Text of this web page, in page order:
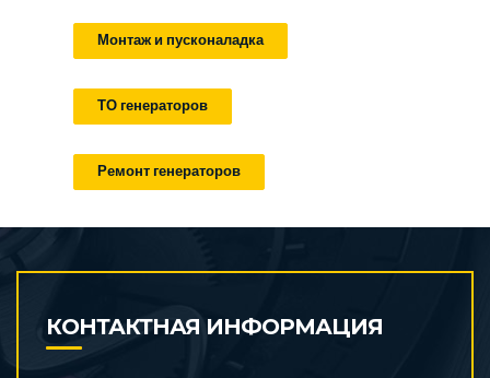
Монтаж и пусконаладка
ТО генераторов
Ремонт генераторов
КОНТАКТНАЯ ИНФОРМАЦИЯ